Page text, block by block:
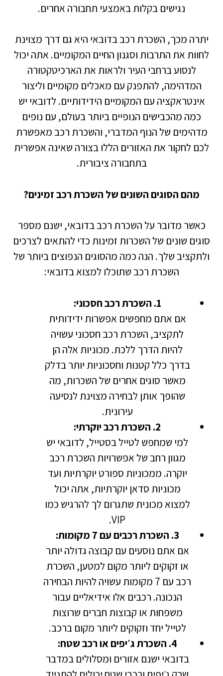
נגישים בקלות באמצעי תחבורה אחרים.
יתרה מכך, השכרת רכב בדובאי היא גם דרך מצוינת
לחוות את התרבות וסגנון החיים המקומיים. אתה יכול
לנסוע ברחבי העיר ולראות את הארכיטקטורה
המדהימה, להתפנק עם מאכלים מקומיים וליצור
אינטראקציה עם המקומיים הידידותיים. לדובאי יש
כמה מהכבישים הנופיים ביותר בעולם, עם נופים
מדהימים של הנוף המדברי, והשכרת רכב מאפשרת
לכם לחקור את האזורים הללו בצורה שאינה אפשרית
בתחבורה ציבורית.
מהם הסוגים השונים של השכרת רכב זמינים?
כאשר מדובר על השכרת רכב בדובאי, ישנם מספר
סוגים שונים של השכרות זמינות כדי להתאים לצרכים
ולתקציב שלך. הנה כמה מהסוגים הנפוצים ביותר של
השכרת רכב שתוכלו למצוא בדובאי:
1. השכרת רכב חסכוני:
אם אתם מחפשים אפשרות ידידותית
לתקציב, השכרת רכב חסכוני עשויה
להיות הדרך ללכת. מכוניות אלה הן
בדרך כלל קטנות וחסכוניות יותר בדלק
מאשר סוגים אחרים של השכרות, מה
שהופך אותן לבחירה מצוינת לנסיעה
עירונית.
2. השכרת רכב יוקרתי:
למי שמחפש לטייל בסטייל, לדובאי יש
מגוון רחב של אפשרויות השכרת רכב
יוקרה. ממכוניות ספורט יוקרתיות ועד
מכוניות סדאן יוקרתיות, אתה יכול
למצוא מכונית שתגרום לך להרגיש כמו
VIP.
3. השכרת רכבים עם 7 מקומות:
אם אתם נוסעים עם קבוצה גדולה יותר
או זקוקים ליותר מקום למטען, השכרת
רכב עם 7 מקומות עשויה להיות הבחירה
הנכונה. רכבים אלו אידיאליים עבור
משפחות או קבוצות חברים שרוצות
לטייל יחד וזקוקים ליותר מקום ברכב.
4. השכרת ג׳יפים או רכב שטח:
בדובאי ישנם אזורים ומסלולים במדבר